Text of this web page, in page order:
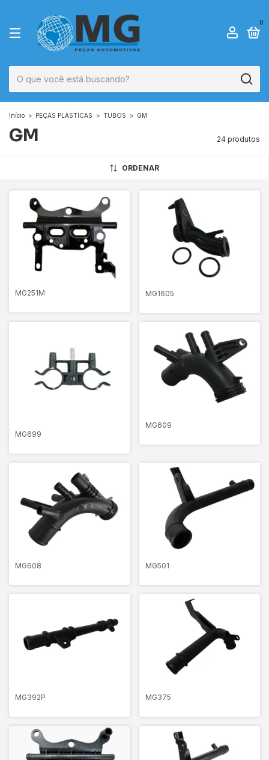
0
Início > PEÇAS PLÁSTICAS > TUBOS > GM
GM 24 produtos
ORDENAR
MG251M MG1605
MG699
MG609
MG608 MG501
MG392P MG375